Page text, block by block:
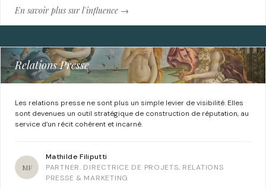
En savoir plus sur l'influence →
Relations Presse
Les relations presse ne sont plus un simple levier de visibilité. Elles
sont devenues un outil stratégique de construction de réputation, au
service d’un récit cohérent et incarné.
MF
Mathilde Filiputti
PARTNER. DIRECTRICE DE PROJETS, RELATIONS
PRESSE & MARKETING